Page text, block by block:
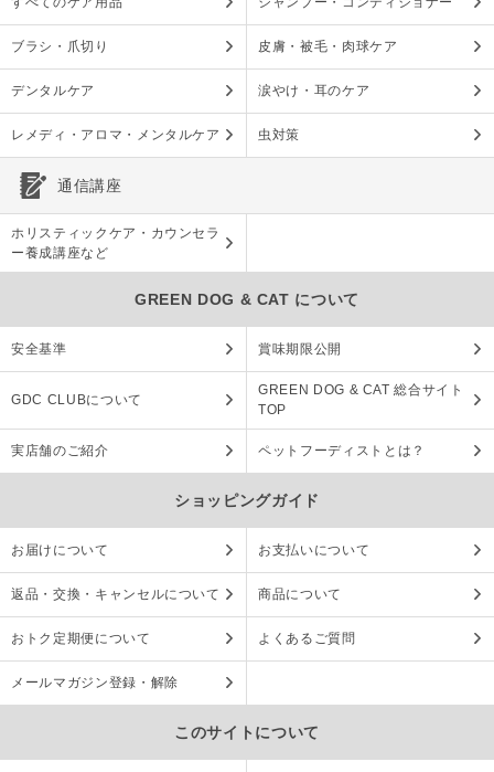
ブラシ・爪切り 皮膚・被毛・肉球ケア
デンタルケア 涙やけ・耳のケア
レメディ・アロマ・メンタルケア 虫対策
通信講座
ホリスティックケア・カウンセラ
ー養成講座など
GREEN DOG & CAT について
安全基準 賞味期限公開
GDC CLUBについて
GREEN DOG & CAT 総合サイト
TOP
実店舗のご紹介 ペットフーディストとは？
ショッピングガイド
お届けについて お支払いについて
返品・交換・キャンセルについて 商品について
おトク定期便について よくあるご質問
メールマガジン登録・解除
このサイトについて